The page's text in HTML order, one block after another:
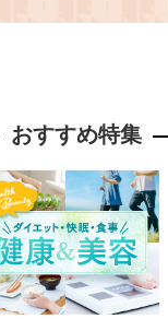
北海道 日高町 フ
ペット 猫 犬
おすすめ特集